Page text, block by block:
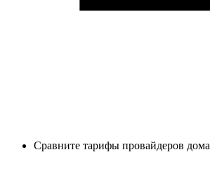
Сравните тарифы провайдеров дома